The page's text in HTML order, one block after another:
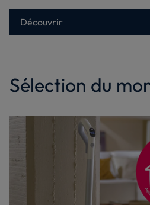
Découvrir
Sélection du